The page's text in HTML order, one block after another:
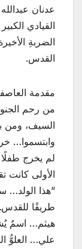
عدنان
القيادي
الضربةِ
القدس.
مقدمة
من رحم
السيف، ومن
وابتسموا…
لم يخرج
الأولى كانت
“هذا الولد…
طريقًا
هيثم… اسمٌ
علي… العلوُّ